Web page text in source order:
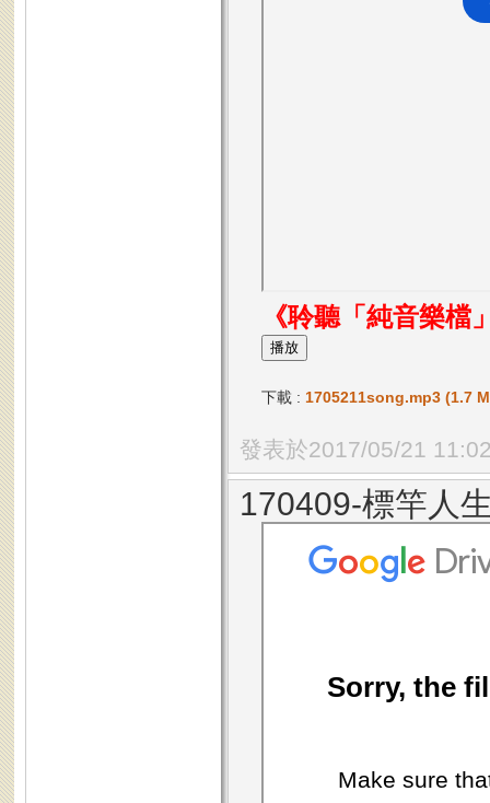
《聆聽「純音樂檔
下載 : 1705211song.mp3 (1.7
發表於2017/05/21
170409-標竿人